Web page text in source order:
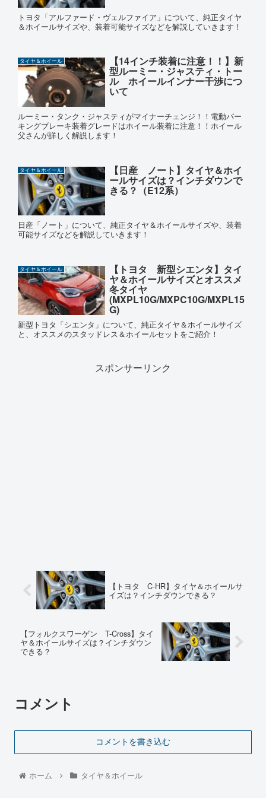
トヨタ「アルファード・ヴェルファイア」について、純正タイヤ
＆ホイールサイズや、装着可能サイズなどを解説していきます！
タイヤ＆ホイール 【14インチ装着に注意！！】新
型ルーミー・ジャスティ・トー
ル ホイールインナー干渉につ
いて
ルーミー・タンク・ジャスティがマイナーチェンジ！！電動パー
キングブレーキ装着グレードはホイール装着に注意！！ホイール
父さんが詳しく解説します！
タイヤ＆ホイール 【日産 ノート】タイヤ＆ホイ
ールサイズは？インチダウンで
きる？（E12系）
日産「ノート」について、純正タイヤ＆ホイールサイズや、装着
可能サイズなどを解説していきます！
タイヤ＆ホイール 【トヨタ 新型シエンタ】タイ
ヤ＆ホイールサイズとオススメ
冬タイヤ
(MXPL10G/MXPC10G/MXPL15
G)
新型トヨタ「シエンタ」について、純正タイヤ＆ホイールサイズ
と、オススメのスタッドレス＆ホイールセットをご紹介！
スポンサーリンク
【トヨタ C-HR】タイヤ＆ホイールサ
イズは？インチダウンできる？
【フォルクスワーゲン T-Cross】タイ
ヤ＆ホイールサイズは？インチダウン
できる？
コメント
コメントを書き込む
ホーム タイヤ＆ホイール